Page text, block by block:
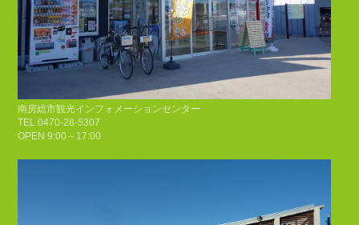
南房総市観光インフォメーションセンター
TEL 0470-28-5307
OPEN 9:00～17:00